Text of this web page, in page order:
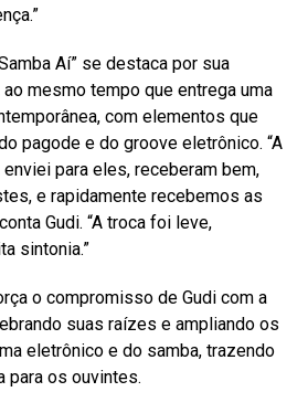
Aí” se destaca por sua
mesmo tempo que entrega uma
com elementos que
pagode e do groove eletrônico. “A
para eles, receberam bem,
e rapidamente recebemos as
Gudi. “A troca foi leve,
sintonia.”
o compromisso de Gudi com a
suas raízes e ampliando os
eletrônico e do samba, trazendo
para os ouvintes.